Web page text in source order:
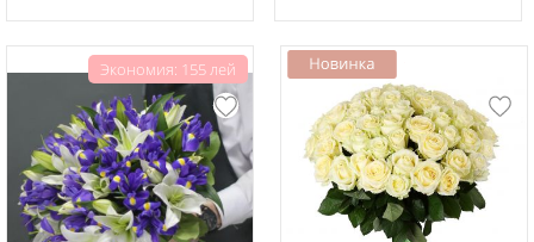
Экономия: 155 лей